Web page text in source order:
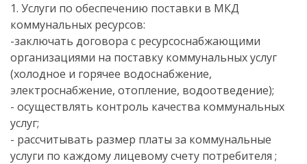
1. Услуги по обеспечению поставки в МКД
коммунальных ресурсов:
-заключать договора с ресурсоснабжающими
организациями на поставку коммунальных услуг
(холодное и горячее водоснабжение,
электроснабжение, отопление, водоотведение);
- осуществлять контроль качества коммунальных
услуг;
- рассчитывать размер платы за коммунальные
услуги по каждому лицевому счету потребителя ;